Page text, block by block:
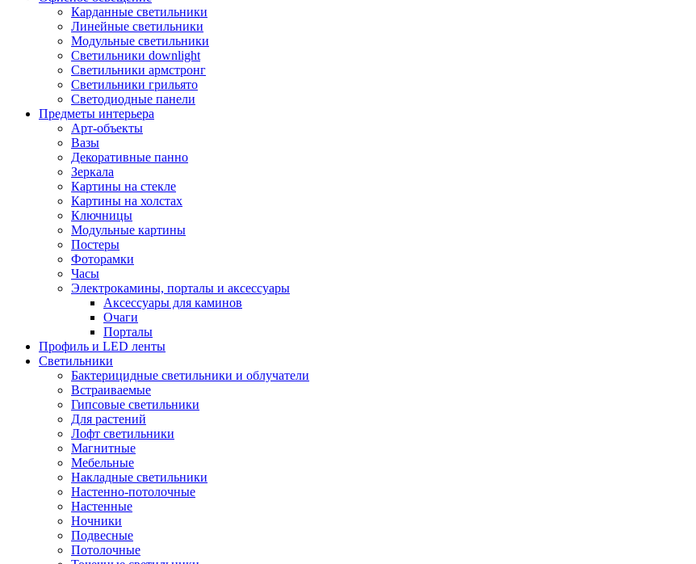
Карданные светильники
Линейные светильники
Модульные светильники
Светильники downlight
Светильники армстронг
Светильники грильято
Светодиодные панели
Предметы интерьера
Арт-объекты
Вазы
Декоративные панно
Зеркала
Картины на стекле
Картины на холстах
Ключницы
Модульные картины
Постеры
Фоторамки
Часы
Электрокамины, порталы и аксессуары
Аксессуары для каминов
Очаги
Порталы
Профиль и LED ленты
Светильники
Бактерицидные светильники и облучатели
Встраиваемые
Гипсовые светильники
Для растений
Лофт светильники
Магнитные
Мебельные
Накладные светильники
Настенно-потолочные
Настенные
Ночники
Подвесные
Потолочные